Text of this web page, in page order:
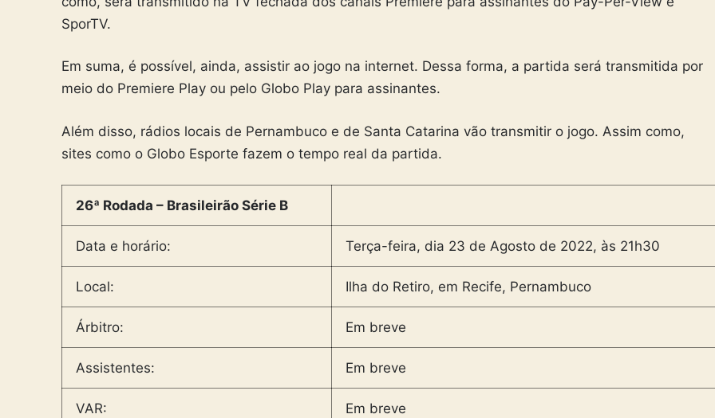
SporTV.
Em suma, é possível, ainda, assistir ao jogo na internet. Dessa forma, a partida será transmitida por
meio do Premiere Play ou pelo Globo Play para assinantes.
Além disso, rádios locais de Pernambuco e de Santa Catarina vão transmitir o jogo. Assim como,
sites como o Globo Esporte fazem o tempo real da partida.
26ª Rodada – Brasileirão Série B
Data e horário: Terça-feira, dia 23 de Agosto de 2022, às 21h30
Local: Ilha do Retiro, em Recife, Pernambuco
Árbitro: Em breve
Assistentes: Em breve
VAR: Em breve